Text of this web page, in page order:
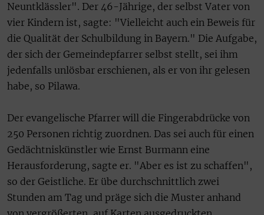
Neuntklässler". Der 46-Jährige, der selbst Vater von
vier Kindern ist, sagte: "Vielleicht auch ein Beweis für
die Qualität der Schulbildung in Bayern." Die Aufgabe,
der sich der Gemeindepfarrer selbst stellt, sei ihm
jedenfalls unlösbar erschienen, als er von ihr gelesen
habe, so Pilawa.
Der evangelische Pfarrer will die Fingerabdrücke von
250 Personen richtig zuordnen. Das sei auch für einen
Gedächtniskünstler wie Ernst Burmann eine
Herausforderung, sagte er. "Aber es ist zu schaffen",
so der Geistliche. Er übe durchschnittlich zwei
Stunden am Tag und präge sich die Muster anhand